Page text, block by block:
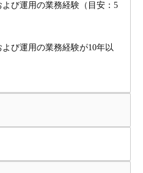
よび運用の業務経験（目安：5
び運用の業務経験が10年以